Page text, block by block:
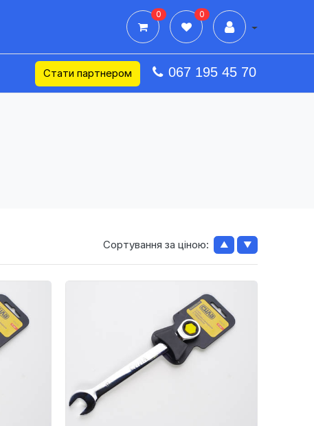
0 0
Стати партнером 067 195 45 70
Сортування за ціною: ▲ ▼